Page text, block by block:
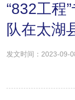
“832工程
队在太湖
发文时间：2023-09-